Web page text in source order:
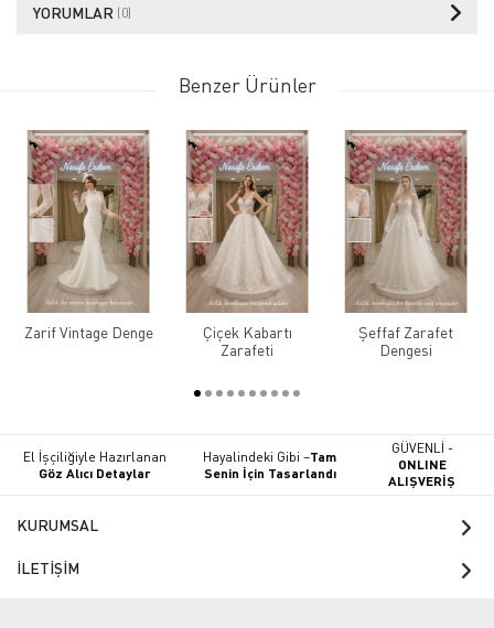
YORUMLAR (0)
Benzer Ürünler
Zarif Vintage Denge
Çiçek Kabartı
Zarafeti
Şeffaf Zarafet
Dengesi
El İşçiliğiyle Hazırlanan
Göz Alıcı Detaylar
Hayalindeki Gibi –Tam
Senin İçin Tasarlandı
GÜVENLİ -
ONLINE
ALIŞVERİŞ
KURUMSAL
İLETİŞİM